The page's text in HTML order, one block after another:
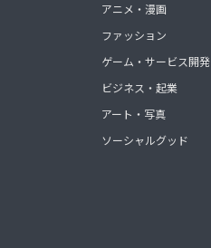
アニメ・漫画
ファッション
ゲーム・サービス開発
ビジネス・起業
アート・写真
ソーシャルグッド